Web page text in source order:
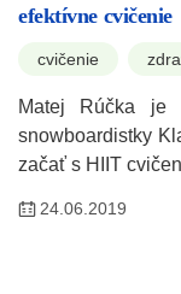
efektívne cvičenie
cvičenie
Matej Rúčka je
snowboardistky
začať s HIIT
24.06.2019